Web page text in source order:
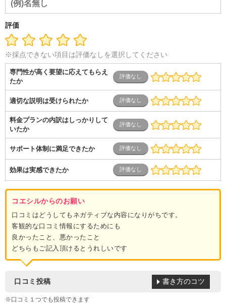
介護 その他
ス
士業・コンサルティング 金融・商社
不動産・保険・サ
ービス
専業主婦（夫）
営業
評価
※採点できない項目は評価なしを選択してください
専門性が高く要望に応えてもらえ
たか
適切な説明は受けられたか
料金プランの内訳はしっかりして
いたか
サポート体制に満足できたか
効果は実感できたか
コエシルからのお願い
口コミはどうしてもネガティブな内容になりがちです。
客観的な口コミ情報にするためにも
良かったこと、悪かったこと
どちらもご記入頂けるとうれしいです
口コミ投稿
※口コミ１つでも投稿できます
書き方のコツ